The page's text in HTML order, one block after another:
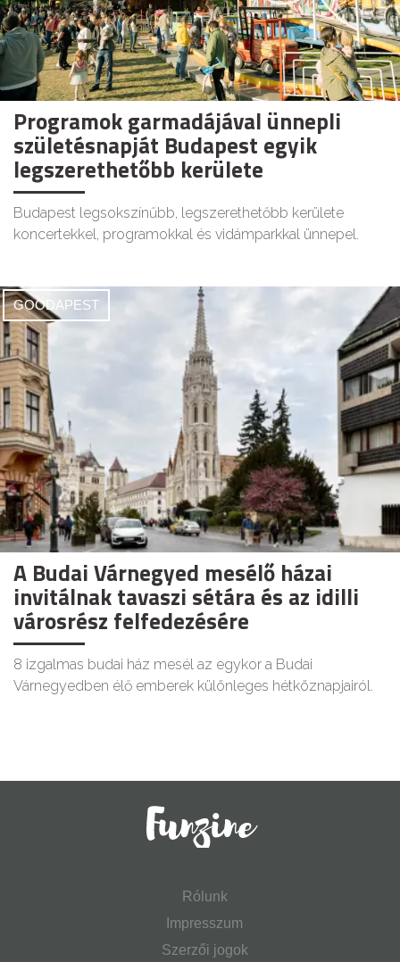
Programok garmadájával ünnepli
születésnapját Budapest egyik
legszerethetőbb kerülete
Budapest legsokszínűbb, legszerethetőbb kerülete
koncertekkel, programokkal és vidámparkkal ünnepel.
GOODAPEST
A Budai Várnegyed mesélő házai
invitálnak tavaszi sétára és az idilli
városrész felfedezésére
8 izgalmas budai ház mesél az egykor a Budai
Várnegyedben élő emberek különleges hétköznapjairól.
Rólunk
Impresszum
Szerzői jogok